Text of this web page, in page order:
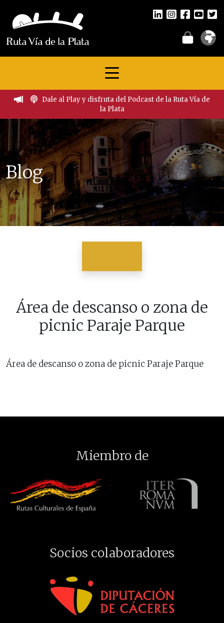
Dale al Play y disfruta del Podcast de la Ruta Vía de
la Plata
Blog
Área de descanso o zona de
picnic Paraje Parque
Área de descanso o zona de picnic Paraje Parque
Miembro de
Socios colaboradores